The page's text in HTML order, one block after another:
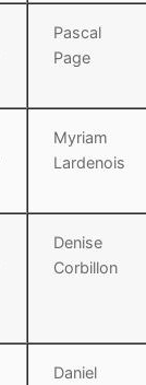
Pascal
Page
Myriam
Lardenois
Denise
Corbillon
Daniel